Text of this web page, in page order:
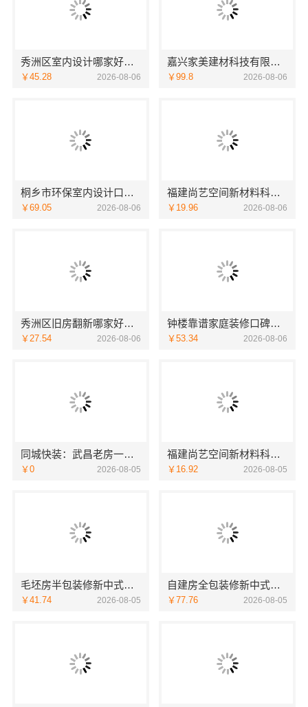
秀洲区室内设计哪家好旧房翻新？嘉兴锦居装饰材料有限公司
￥45.28 2026-08-06
嘉兴家美建材科技有限公司，别墅装潢报价透明合理
￥99.8 2026-08-06
桐乡市环保室内设计口碑好的嘉兴锦居装饰材料有限公司
￥69.05 2026-08-06
福建尚艺空间新材料科技有限公司小户型家装全屋改造
￥19.96 2026-08-06
秀洲区旧房翻新哪家好嘉兴锦居装饰
￥27.54 2026-08-06
钟楼靠谱家庭装修口碑怎么样？常州宜居佳装饰放心之选
￥53.34 2026-08-06
同城快装：武昌老房一站式装修北欧风靠谱省心
￥0 2026-08-05
福建尚艺空间新材料科技有限公司小户型家装全屋改造方案
￥16.92 2026-08-05
毛坯房半包装修新中式，中蓝建投（北京）建设有限公司武功分公司专业施工
￥41.74 2026-08-05
自建房全包装修新中式，中蓝建投武功分公司匠心呈现
￥77.76 2026-08-05